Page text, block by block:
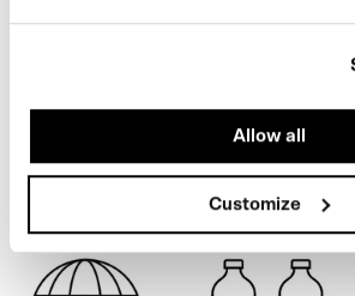
Allow all
Customize
RUSTIC CEDAR
EXPÉDITION